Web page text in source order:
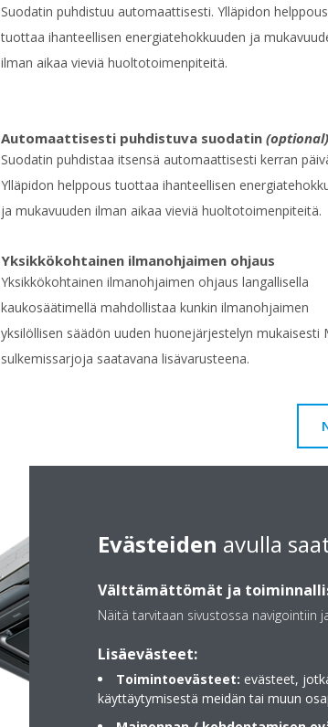
Suodatin puhdistuu automaattisesti. Ylläpidon helppous
tuottaa ihanteellisen energiatehokkuuden ja
ilman aikaa vieviä huoltotoimenpiteitä.
Automaattisesti puhdistuva suodatin (optional)
Suodatin puhdistaa itsensä automaattisesti kerran
Ylläpidon helppous tuottaa ihanteellisen
ja mukavuuden ilman aikaa vieviä huoltotoimenpiteitä.
Yksikkökohtainen ilmanohjaimen ohjaus
Yksikkökohtainen ilmanohjaimen ohjaus langallisella
kaukosäätimellä mahdollistaa kunkin ilmanohjaimen
yksilöllisen säädön uuden huonejärjestelyn mukaisesti
sulkemissarjoja saatavana lisävarusteena.
Evästeiden avulla
Välttämättömät ja
Näitä tarvitaan sivustossa navigointiin
Lisäevästeet:
Toimintoevästeet: evästeet,
käyttäytymisestä meidän tai muun